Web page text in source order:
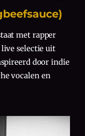
met rapper
live selectie uit
door indie
vocalen en